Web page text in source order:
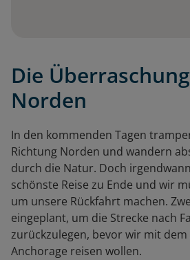
Die
Norden
In den kommenden Tagen
Richtung Norden und wandern
durch die Natur. Doch
schönste Reise zu Ende und wir
um unsere Rückfahrt machen.
eingeplant, um die Strecke nach
zurückzulegen, bevor wir mit dem
Anchorage reisen wollen.